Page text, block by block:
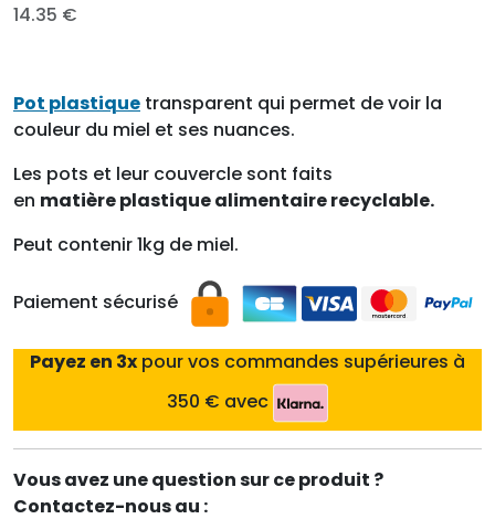
14.35 €
Pot plastique transparent qui permet de voir la
couleur du miel et ses nuances.
Les pots et leur couvercle sont faits
en matièreplastique alimentaire recyclable.
Peut contenir 1kg de miel.
Paiement sécurisé
Payez en 3x pour vos commandes supérieures à
350 € avec
Vous avez une question sur ce produit ?
Contactez-nous au :